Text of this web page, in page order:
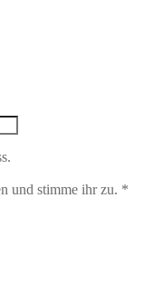
und stimme ihr zu. *